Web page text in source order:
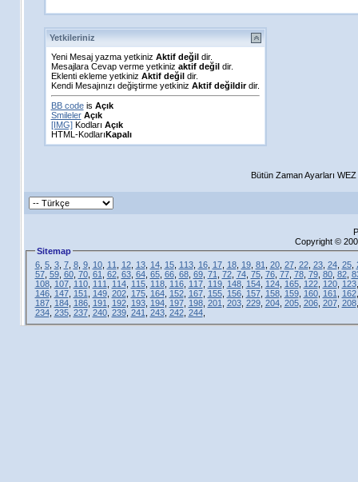
Yetkileriniz
Yeni Mesaj yazma yetkiniz Aktif değildir.
Mesajlara Cevap verme yetkiniz aktif değildir.
Eklenti ekleme yetkiniz Aktif değildir.
Kendi Mesajınızı değiştirme yetkiniz Aktif değildirdir.
BB codeis Açık
Smileler Açık
[IMG]Kodları Açık
HTML-KodlarıKapalı
Bütün Zaman Ayarları
Copyright ©
Sitemap
6, 5, 3, 7, 8, 9, 10, 11 12, 13, 14, 15, 113, 16, 17, 18, 19, 81 20, 27, 22, 23, 24, 25,
57, 59, 60, 70, 61 62, 63, 64, 65, 66, 68, 69, 71 72, 74, 75, 76, 77, 78, 79, 80, 82,
108, 107, 110, 111 114, 115, 118, 116, 117, 119, 148, 154, 124, 165, 122, 120, 123
146, 147, 151 149, 202, 175, 164, 152, 167, 155, 156, 157, 158, 159, 160, 161 162
187, 184, 186, 191 192, 193, 194, 197, 198, 201 203, 229, 204, 205, 206, 207, 208
234, 235, 237, 240, 239, 241 243, 242, 244,